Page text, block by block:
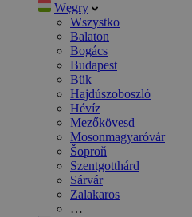
Węgry
Wszystko
Balaton
Bogács
Budapest
Bük
Hajdúszoboszló
Hévíz
Mezőkövesd
Mosonmagyaróvár
Šoproň
Szentgotthárd
Sárvár
Zalakaros
…